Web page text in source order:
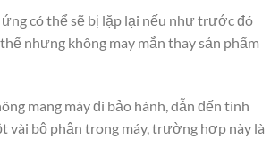
ứng có thể sẽ bị lặp lại nếu như trước đó
nhưng không may mắn thay sản phẩm
mang máy đi bảo hành, dẫn đến tình
vài bộ phận trong máy, trường hợp này là